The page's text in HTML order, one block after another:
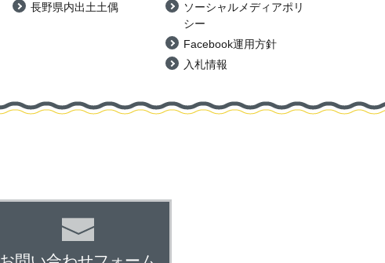
長野県内出土土偶
ソーシャルメディアポリ
シー
Facebook運用方針
入札情報